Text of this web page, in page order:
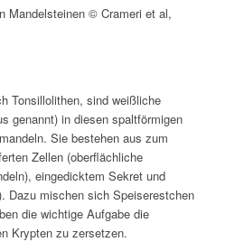
Mandelsteinen © Crameri et al,
Tonsillolithen, sind weißliche
genannt) in diesen spaltförmigen
Sie bestehen aus zum
Zellen (oberflächliche
eingedicktem Sekret und
Dazu mischen sich Speiserestchen
die wichtige Aufgabe die
Krypten zu zersetzen.